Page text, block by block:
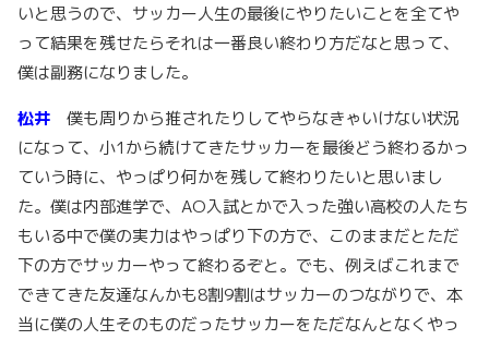
いと思うので、サッカー人生の最後にやりたいことを全てや
って結果を残せたらそれは一番良い終わり方だなと思って、
僕は副務になりました。
松井 僕も周りから推されたりしてやらなきゃいけない状況
になって、小1から続けてきたサッカーを最後どう終わるかっ
ていう時に、やっぱり何かを残して終わりたいと思いまし
た。僕は内部進学で、AO入試とかで入った強い高校の人たち
もいる中で僕の実力はやっぱり下の方で、このままだとただ
下の方でサッカーやって終わるぞと。でも、例えばこれまで
できてきた友達なんかも8割9割はサッカーのつながりで、本
当に僕の人生そのものだったサッカーをただなんとなくやっ